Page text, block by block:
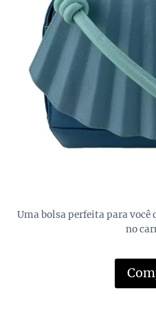
Uma bolsa perfeita para você
no